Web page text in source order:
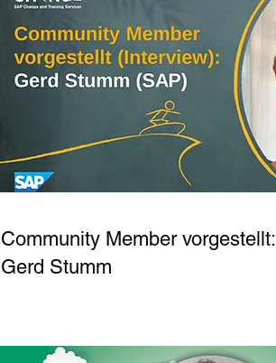
Community Member vorgestellt:
Gerd Stumm